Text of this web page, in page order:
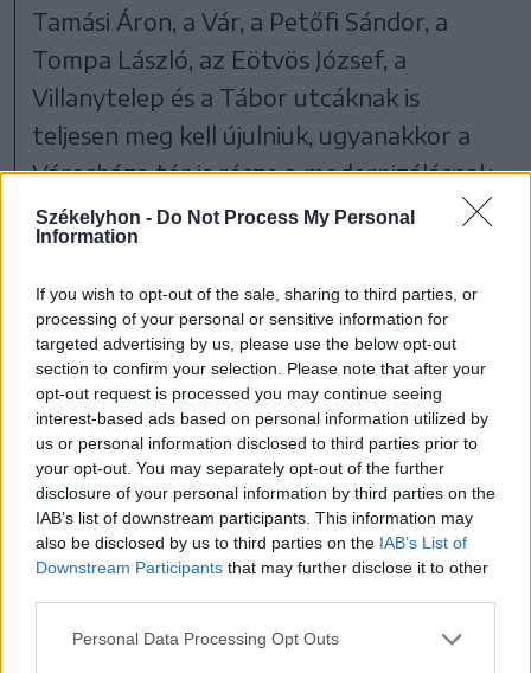
Székelyhon - Do Not Process My Personal
Information
If you wish to opt-out of the sale, sharing to third parties, or
processing of your personal or sensitive information for
targeted advertising by us, please use the below opt-out
section to confirm your selection. Please note that after your
opt-out request is processed you may continue seeing
interest-based ads based on personal information utilized by
us or personal information disclosed to third parties prior to
your opt-out. You may separately opt-out of the further
disclosure of your personal information by third parties on the
IAB’s list of downstream participants. This information may
also be disclosed by us to third parties on the IAB’s List of
Downstream Participants that may further disclose it to other
Personal Data Processing Opt Outs
Tamási Áron, a Vár, a Petőfi Sándor, a
Tompa László, az Eötvös József, a
Villanytelep és a Tábor utcáknak is
teljesen meg kell újulniuk, ugyanakkor a
Városháza tér is része a modernizálásnak.
A városháza sajtósa szerint
ha ilyen ütemben tudnak
haladni a munkálatok
továbbra is, akkor tartani
tudják a határidőt.
A kivitelezőnek tehát két és fél év áll
a felújítások miatt olykor nehézkesen